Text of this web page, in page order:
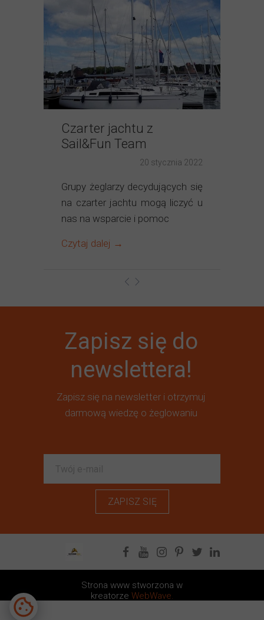
Zapisz się do
newslettera!
Zapisz się na newsletter i otrzymuj
darmową wiedzę o żeglowaniu
ZAPISZ SIĘ
Strona www stworzona w
kreatorze WebWave.
Czarter jachtu z
Sail&Fun Team
20 stycznia 2022
Grupy żeglarzy decydujących się
na czarter jachtu mogą liczyć u
nas na wsparcie i pomoc
Czytaj dalej →